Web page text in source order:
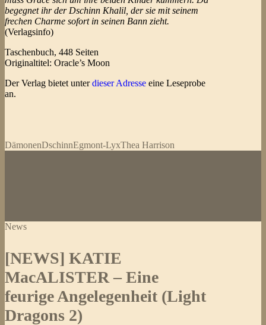
begegnet ihr der Dschinn Khalil, der sie mit seinem
frechen Charme sofort in seinen Bann zieht.
(Verlagsinfo)
Taschenbuch, 448 Seiten
Originaltitel: Oracle’s Moon
Der Verlag bietet unterdieser Adresse eine Leseprobe
an.
DämonenDschinnEgmont-LyxThea Harrison
News
[NEWS] KATIE
MacALISTER – Eine
feurige Angelegenheit (Light
Dragons 2)